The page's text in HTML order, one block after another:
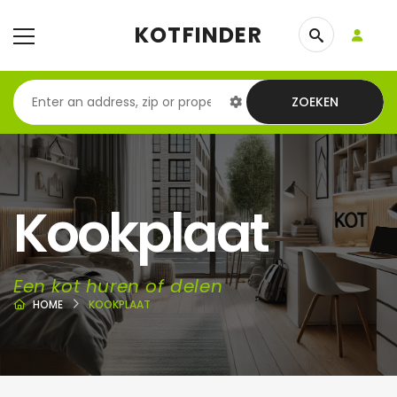
KOTFINDER
ZOEKEN
Kookplaat
Een kot huren of delen
HOME KOOKPLAAT